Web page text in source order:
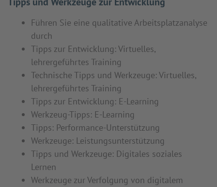
Führen Sie eine qualitative Arbeitsplatzanalyse
durch
Tipps zur Entwicklung: Virtuelles,
lehrergeführtes Training
Technische Tipps und Werkzeuge: Virtuelles,
lehrergeführtes Training
Tipps zur Entwicklung: E-Learning
Werkzeug-Tipps: E-Learning
Tipps: Performance-Unterstützung
Werkzeuge: Leistungsunterstützung
Tipps und Werkzeuge: Digitales soziales
Lernen
Werkzeuge zur Verfolgung von digitalem